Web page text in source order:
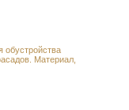
обустройства
Материал,